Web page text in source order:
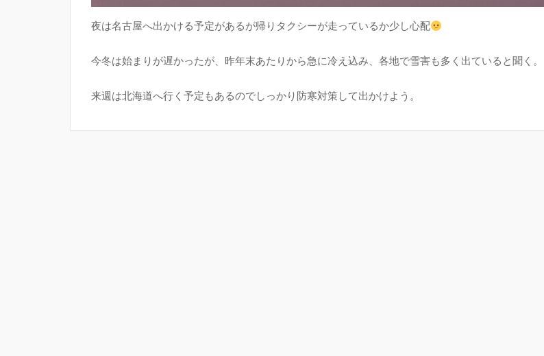
夜は名古屋へ出かける予定があるが帰りタクシーが走っているか少し心配
今冬は始まりが遅かったが、昨年末あたりから急に冷え込み、各地で雪害も多く出ていると聞く。
来週は北海道へ行く予定もあるのでしっかり防寒対策して出かけよう。